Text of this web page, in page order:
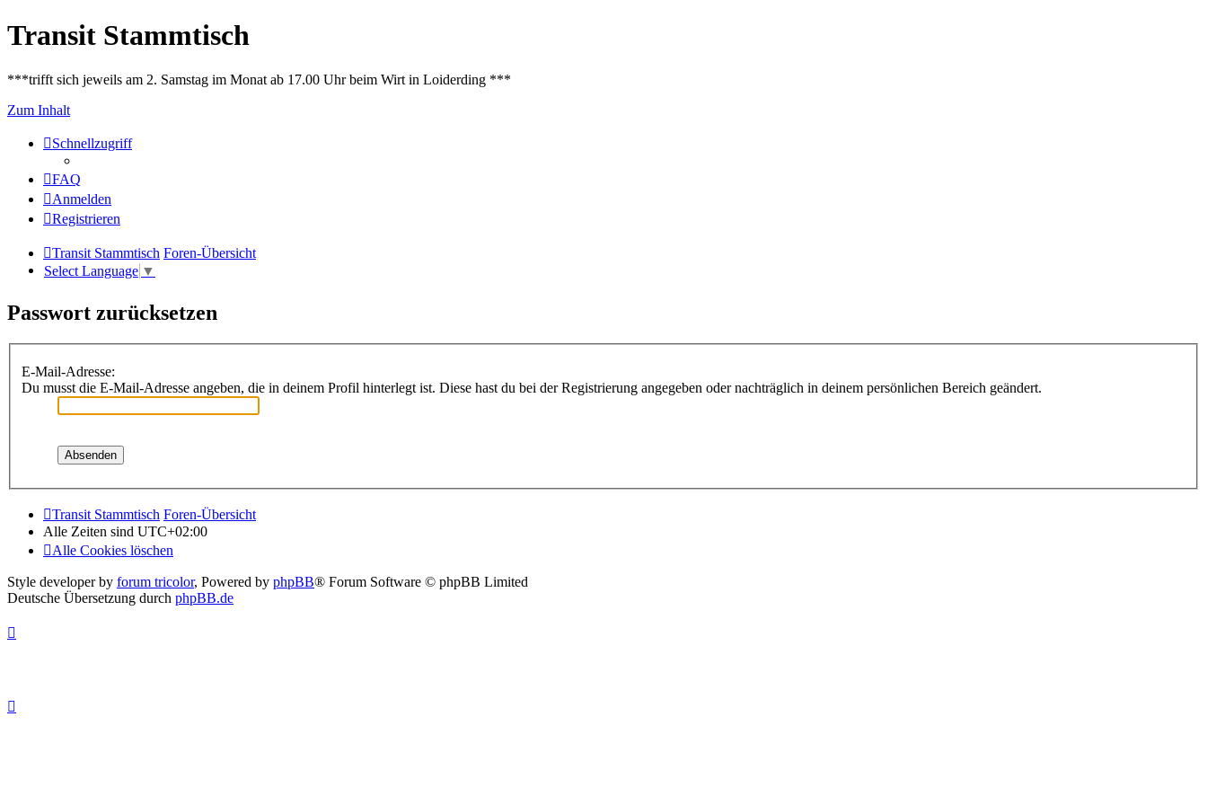
Transit Stammtisch
***trifft sich jeweils am 2. Samstag im Monat ab 17.00 Uhr beim Wirt in Loiderding ***
Zum Inhalt
Schnellzugriff
FAQ
Anmelden
Registrieren
Transit Stammtisch Foren-Übersicht
Select Language ▼
Passwort zurücksetzen
E-Mail-Adresse:
Du musst die E-Mail-Adresse angeben, die in deinem Profil hinterlegt ist. Diese hast du bei der Registrierung angegeben oder nachträglich in deinem persönlichen Bereich geändert.
Transit Stammtisch Foren-Übersicht
Alle Zeiten sind UTC+02:00
Alle Cookies löschen
Style developer by forum tricolor, Powered by phpBB® Forum Software © phpBB Limited
Deutsche Übersetzung durch phpBB.de